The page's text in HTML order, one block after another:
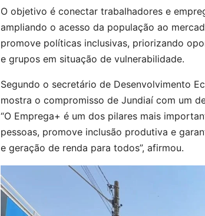
O objetivo é conectar trabalhadores e
ampliando o acesso da população ao
promove políticas inclusivas, priorizando
e grupos em situação de vulnerabilidade.
Segundo o secretário de Desenvolvimento
mostra o compromisso de Jundiaí com um
“O Emprega+ é um dos pilares mais
pessoas, promove inclusão produtiva e
e geração de renda para todos”, afirmou.